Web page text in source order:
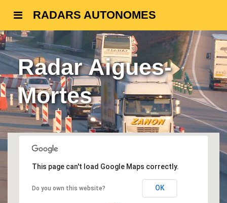
RADARS AUTONOMES
Radar Aigues-
Mortes
This page can't load Google Maps correctly.
Do you own this website? OK